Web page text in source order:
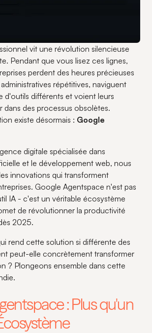
vit une révolution silencieuse
Pendant que vous lisez ces lignes,
perdent des heures précieuses
répétitives, naviguent
d'outils différents et voient leurs
dans des processus obsolètes.
existe désormais : Google
digitale spécialisée dans
et le développement web, nous
innovations qui transforment
Google Agentspace n'est pas
IA - c'est un véritable écosystème
de révolutionner la productivité
2025.
rend cette solution si différente des
peut-elle concrètement transformer
? Plongeons ensemble dans cette
: Plus qu'un